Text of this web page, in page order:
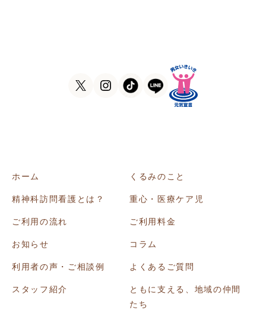
ホーム くるみのこと
精神科訪問看護とは？ 重心・医療ケア児
ご利用の流れ ご利用料金
お知らせ コラム
利用者の声・ご相談例 よくあるご質問
スタッフ紹介
ともに支える、地域の仲間
たち